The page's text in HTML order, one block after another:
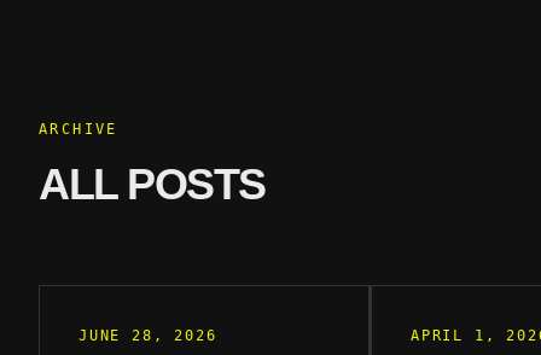
ARCHIVE
ALL POSTS
JUNE 28, 2026 APRIL 1,